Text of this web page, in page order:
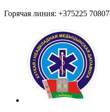
Горячая линия: +375225